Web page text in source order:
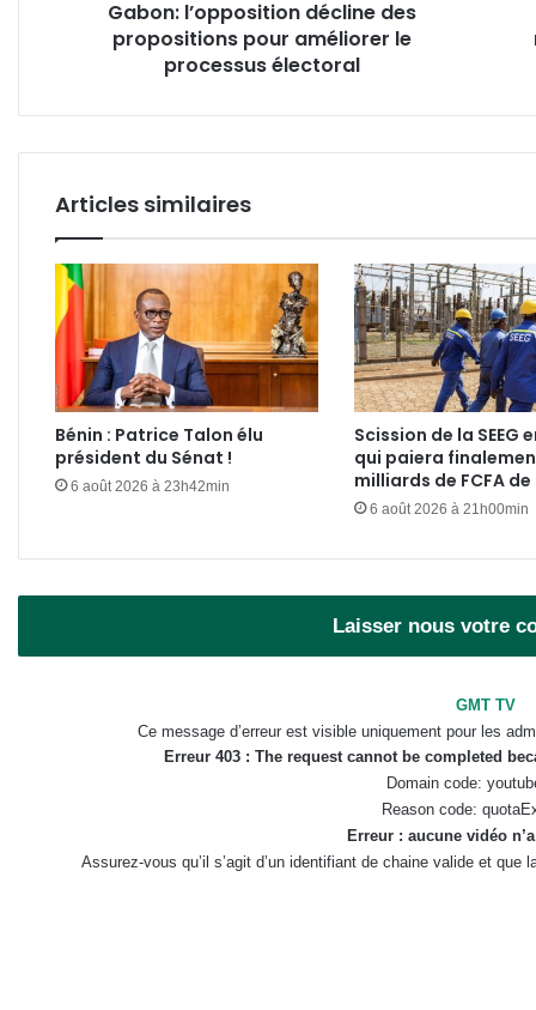
électoralGabon: l’opposition décline des
propositions pour améliorer le
processus électoral
OSC
Articles similaires
Bénin : Patrice Talon élu
président du Sénat !
6 août 2026 à 23h42min
Scission de la SEEG
qui paiera
milliards de FCFA
6 août 2026 à 21h00min
Laisser nous votre
GMT TV
Ce message d’erreur est visible uniquement pour les
Erreur 403 : The request cannot be completed
Domain code:
Reason code:
Erreur : aucune vidéo
Assurez-vous qu’il s’agit d’un identifiant de chaine valide et